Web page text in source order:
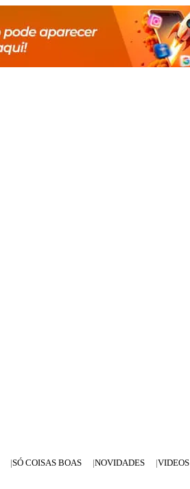
SÓ COISAS BOAS NOVIDADES VIDEOS